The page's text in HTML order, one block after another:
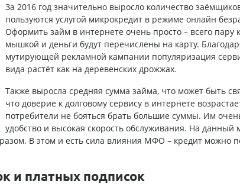
За 2016 год значительно выросло количество
пользуются услугой микрокредит в режиме онлайн
Оформить займ в интернете очень просто – всего пару
мышкой и деньги будут перечислены на карту.
мутирующей рекламной кампании популяризация
вида растёт как на деревенских дрожжах.
Также выросла средняя сумма займа, что может быть
что доверие к долговому сервису в интернете
потребители не бояться брать большие суммы. Им
удобство и высокая скорость обслуживания. На данный
В этом и есть сила влияния МФО – кредит можно
и платных подписок